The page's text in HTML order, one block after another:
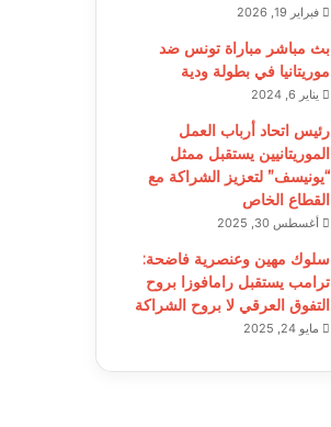
فبراير 19, 2026
بث مباشر مباراة تونس ضد
موريتانيا في بطولة ودية
يناير 6, 2024
رئيس اتحاد أرباب العمل
الموريتانيين يستقبل ممثل
“يونيسف” لتعزيز الشراكة مع
القطاع الخاص
أغسطس 30, 2025
سلوك مهين وعنصرية فاضحة:
ترامب يستقبل رامافوزا بروح
التفوق العرقي لا بروح الشراكة
مايو 24, 2025